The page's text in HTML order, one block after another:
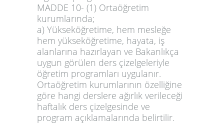
MADDE 10- (1) Ortaöğretim
kurumlarında;
a) Yükseköğretime, hem mesleğe
hem yükseköğretime, hayata, iş
alanlarına hazırlayan ve Bakanlıkça
uygun görülen ders çizelgeleriyle
öğretim programları uygulanır.
Ortaöğretim kurumlarının özelliğine
göre hangi derslere ağırlık verileceği
haftalık ders çizelgesinde ve
program açıklamalarında belirtilir.